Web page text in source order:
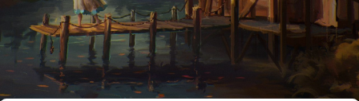
HRT 计数器 CNValues